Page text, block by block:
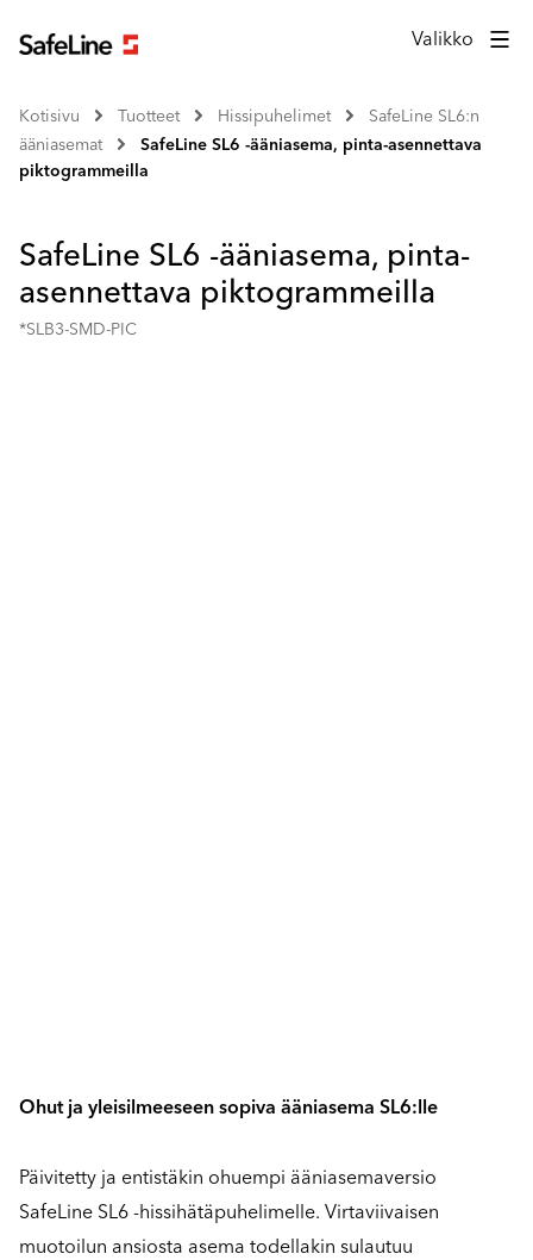
Valikko
Kotisivu Tuotteet Hissipuhelimet
SafeLine SL6:n
ääniasemat
SafeLine SL6 -ääniasema, pinta-asennettava
piktogrammeilla
SafeLine SL6 -ääniasema, pinta-
asennettava piktogrammeilla
*SLB3-SMD-PIC
Ohut ja yleisilmeeseen sopiva ääniasema SL6:lle
Päivitetty ja entistäkin ohuempi ääniasemaversio
SafeLine SL6 -hissihätäpuhelimelle. Virtaviivaisen
muotoilun ansiosta asema todellakin sulautuu